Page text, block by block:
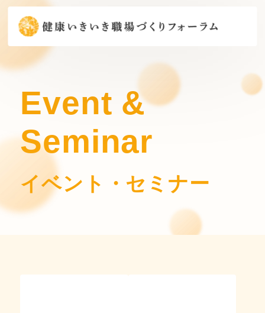
Event &
Seminar
イベント・セミナー